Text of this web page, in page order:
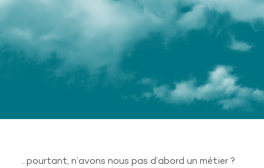
…pourtant, n’avons nous pas d’abord un métier ?
24 rue Laure Diebold
69009 Lyon
contact@karpos-rh.com
KARPOS
À propos de Karpos